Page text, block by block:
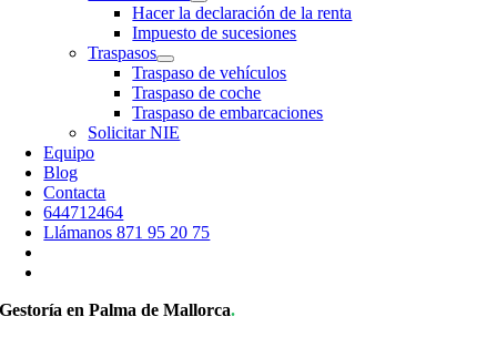
Hacer la declaración de la renta
Impuesto de sucesiones
Traspasos
Traspaso de vehículos
Traspaso de coche
Traspaso de embarcaciones
Solicitar NIE
Equipo
Blog
Contacta
644712464
Llámanos 871 95 20 75
Gestoría en Palma de Mallorca.